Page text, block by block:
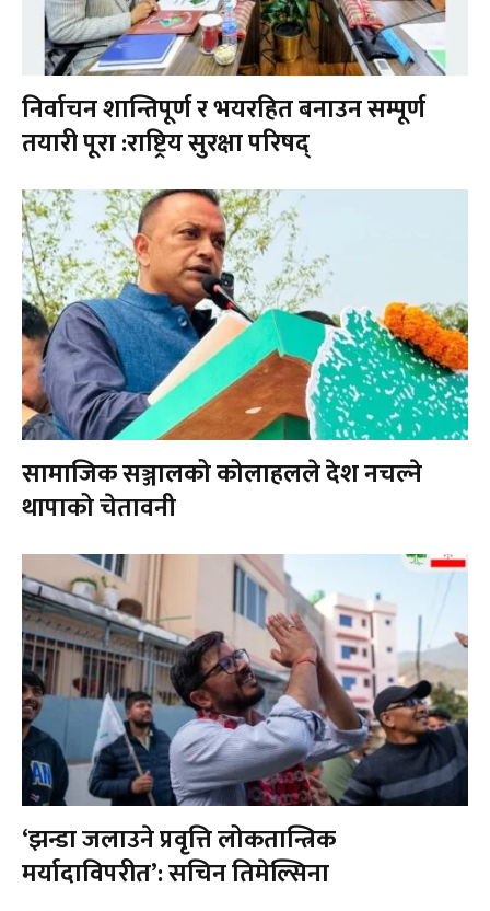
निर्वाचन शान्तिपूर्ण र भयरहित बनाउन सम्पूर्ण
तयारी पूरा :राष्ट्रिय सुरक्षा परिषद्
सामाजिक सञ्जालको कोलाहलले देश नचल्ने
थापाको चेतावनी
‘झन्डा जलाउने प्रवृत्ति लोकतान्त्रिक
मर्यादाविपरीत’: सचिन तिमेल्सिना